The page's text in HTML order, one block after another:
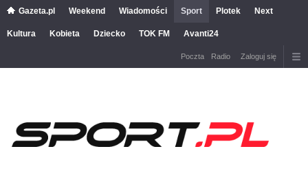
Gazeta.pl Weekend Wiadomości Sport Plotek Next
Kultura Kobieta Dziecko TOK FM Avanti24
Poczta Radio Zaloguj się